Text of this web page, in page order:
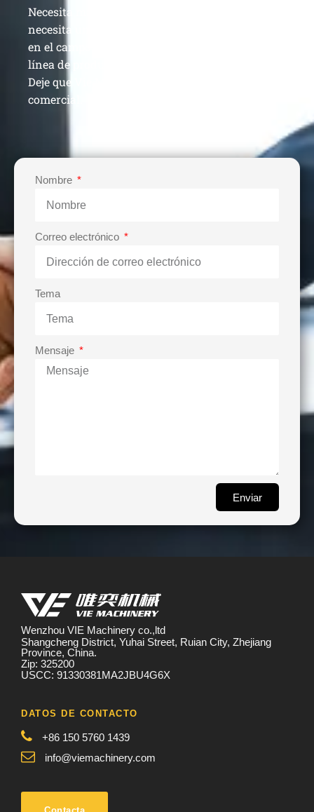
Necesita más que una sola máquina de calidad,
necesita un proveedor veterano que haya estado
en el campo durante 13 años para construir su
línea de producción y aumentar sus ganancias.
Deje que Vie Machinery lo ayude a lograr el éxito
comercial.
Nombre
Correo electrónico
Tema
Mensaje
Enviar
Wenzhou VIE Machinery co.,ltd
Shangcheng District, Yuhai Street, Ruian City, Zhejiang
Province, China.
Zip: 325200
USCC: 91330381MA2JBU4G6X
DATOS DE CONTACTO
+86 150 5760 1439
info@viemachinery.com